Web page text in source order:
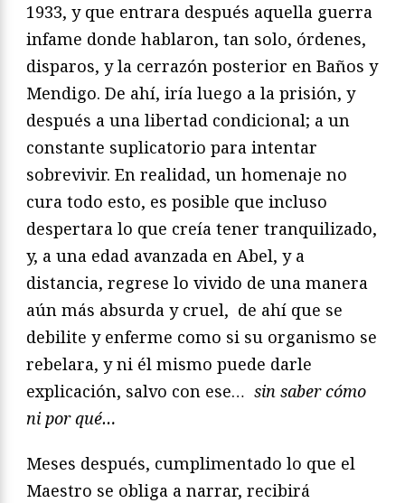
1933, y que entrara después aquella guerra
infame donde hablaron, tan solo, órdenes,
disparos, y la cerrazón posterior en Baños y
Mendigo. De ahí, iría luego a la prisión, y
después a una libertad condicional; a un
constante suplicatorio para intentar
sobrevivir. En realidad, un homenaje no
cura todo esto, es posible que incluso
despertara lo que creía tener tranquilizado,
y, a una edad avanzada en Abel, y a
distancia, regrese lo vivido de una manera
aún más absurda y cruel, de ahí que se
debilite y enferme como si su organismo se
rebelara, y ni él mismo puede darle
explicación, salvo con ese… sin saber cómo
ni por qué…
Meses después, cumplimentado lo que el
Maestro se obliga a narrar, recibirá